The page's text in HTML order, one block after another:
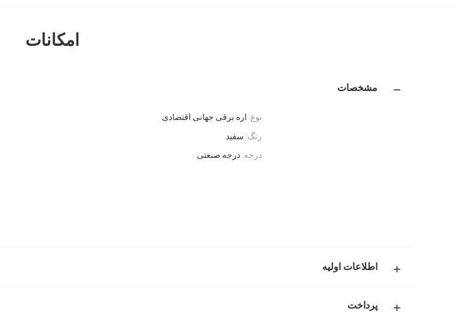
امکانات
مشخصات
نوع: اره برقی جهانی اقتصادی
رنگ: سفید
درجه: درجه صنعتی
اطلاعات اولیه
پرداخت